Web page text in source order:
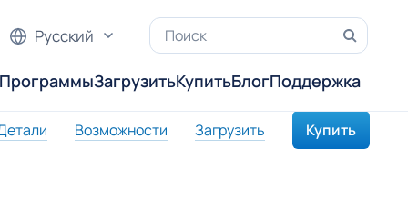
ПрограммыЗагрузитьКупитьБлогПоддержка
Русский
Возможности Загрузить Купить